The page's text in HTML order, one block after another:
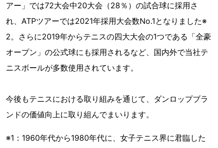
アー」では72大会中20大会（28％）の試合球に採用さ
れ、ATPツアーでは2021年採用大会数No.1となりました※
2。さらに2019年からテニスの四大大会の1つである「全豪
オープン」の公式球にも採用されるなど、国内外で当社テ
ニスボールが多数使用されています。
今後もテニスにおける取り組みを通じて、ダンロップブラ
ンドの価値向上に取り組んでまいります。
※1：1960年代から1980年代に、女子テニス界に君臨した